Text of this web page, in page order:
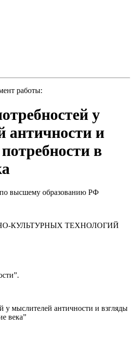
работы:
у
античности и
в
по высшему образованию РФ
КУЛЬТУРНЫХ ТЕХНОЛОГИЙ
у мыслителей античности и взгляды
века”